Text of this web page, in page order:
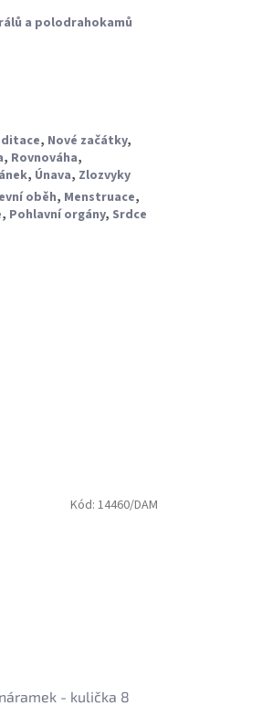
a polodrahokamů
, Nové začátky,
, Rovnováha,
, Únava, Zlozvyky
oběh, Menstruace,
, Pohlavní orgány, Srdce
- kulička 8
Kód: 14460/DAM